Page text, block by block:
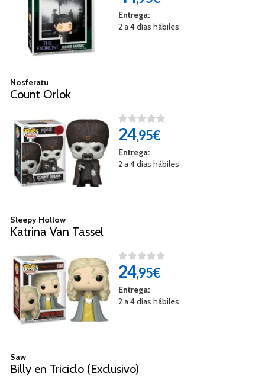
Entrega:
2 a 4 días hábiles
Nosferatu
Count Orlok
24,95€
Entrega:
2 a 4 días hábiles
Sleepy Hollow
Katrina Van Tassel
24,95€
Entrega:
2 a 4 días hábiles
Saw
Billy en Triciclo (Exclusivo)